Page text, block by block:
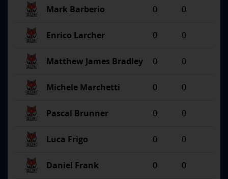
Mark Barberio 0 0
Enrico Larcher 0 0
Matthew James Bradley 0 0
Michele Marchetti 0 0
Pascal Brunner 0 0
Luca Frigo 0 0
Daniel Frank 0 0